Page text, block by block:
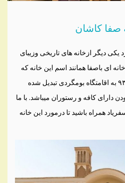
صفا کاشان
دیگر ازخانه های تاریخی وزیبای
ای باصفا همانند اسم این خانه که
قدمت۳۵۰سال دارد و ازسال ۹۳ به اقامتگاه بومگردی تبدیل شده
دارای کافه و رستوران میباشد. با ما
همراه باشید تا درمورد این خانه